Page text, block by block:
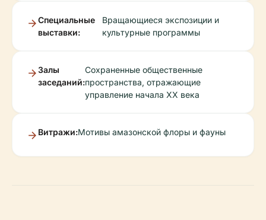
Специальные
выставки:
Вращающиеся экспозиции и
культурные программы
Залы
заседаний:
Сохраненные общественные
пространства, отражающие
управление начала XX века
Витражи:Мотивы амазонской флоры и фауны